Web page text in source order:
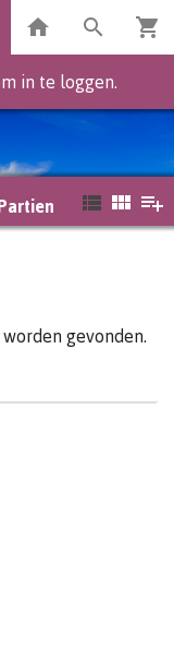
in te loggen.
gevonden.